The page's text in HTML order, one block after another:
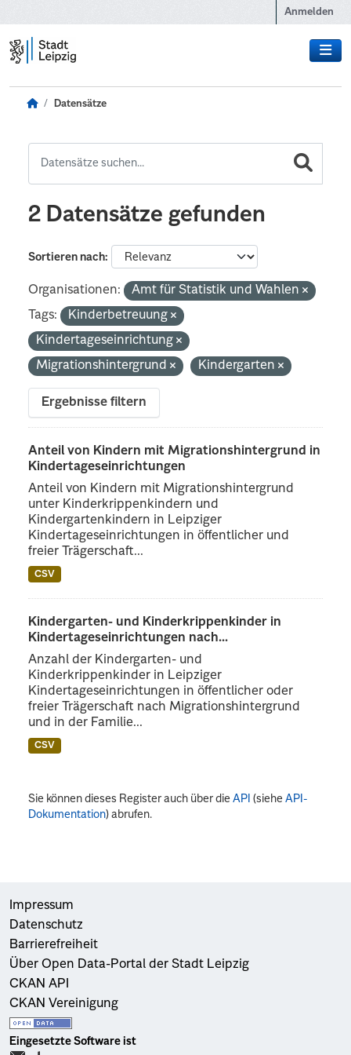
Anmelden
Datensätze
2 Datensätze gefunden
Sortieren nach
Organisationen:
Amt für Statistik und Wahlen
Tags:
Kinderbetreuung
Kindertageseinrichtung
Migrationshintergrund
Kindergarten
Ergebnisse filtern
Anteil von Kindern mit Migrationshintergrund in
Kindertageseinrichtungen
Anteil von Kindern mit Migrationshintergrund
unter Kinderkrippenkindern und
Kindergartenkindern in Leipziger
Kindertageseinrichtungen in öffentlicher und
freier Trägerschaft...
CSV
Kindergarten- und Kinderkrippenkinder in
Kindertageseinrichtungen nach...
Anzahl der Kindergarten- und
Kinderkrippenkinder in Leipziger
Kindertageseinrichtungen in öffentlicher oder
freier Trägerschaft nach Migrationshintergrund
und in der Familie...
CSV
Sie können dieses Register auch über dieAPI (sieheAPI-
Dokumentation) abrufen.
Impressum
Datenschutz
Barrierefreiheit
Über Open Data-Portal der Stadt Leipzig
CKAN API
CKAN Vereinigung
Eingesetzte Software ist